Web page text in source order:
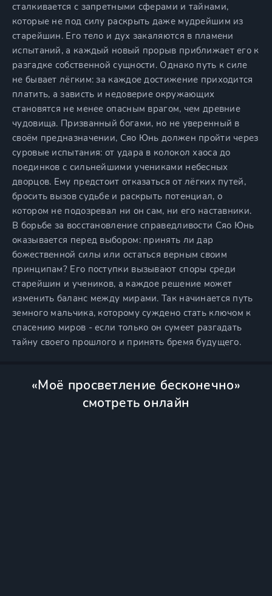
сталкивается с запретными сферами и тайнами,
которые не под силу раскрыть даже мудрейшим из
старейшин. Его тело и дух закаляются в пламени
испытаний, а каждый новый прорыв приближает его к
разгадке собственной сущности. Однако путь к силе
не бывает лёгким: за каждое достижение приходится
платить, а зависть и недоверие окружающих
становятся не менее опасным врагом, чем древние
чудовища. Призванный богами, но не уверенный в
своём предназначении, Сяо Юнь должен пройти через
суровые испытания: от удара в колокол хаоса до
поединков с сильнейшими учениками небесных
дворцов. Ему предстоит отказаться от лёгких путей,
бросить вызов судьбе и раскрыть потенциал, о
котором не подозревал ни он сам, ни его наставники.
В борьбе за восстановление справедливости Сяо Юнь
оказывается перед выбором: принять ли дар
божественной силы или остаться верным своим
принципам? Его поступки вызывают споры среди
старейшин и учеников, а каждое решение может
изменить баланс между мирами. Так начинается путь
земного мальчика, которому суждено стать ключом к
спасению миров - если только он сумеет разгадать
тайну своего прошлого и принять бремя будущего.
«Моё просветление бесконечно»
смотреть онлайн